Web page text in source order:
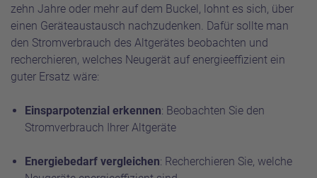
zehn Jahre oder mehr auf dem Buckel, lohnt es sich, über
einen Geräteaustausch nachzudenken. Dafür sollte man
den Stromverbrauch des Altgerätes beobachten und
recherchieren, welches Neugerät auf energieeffizient ein
guter Ersatz wäre:
Einsparpotenzial erkennen: Beobachten Sie den
Stromverbrauch Ihrer Altgeräte
Energiebedarf vergleichen: Recherchieren Sie, welche